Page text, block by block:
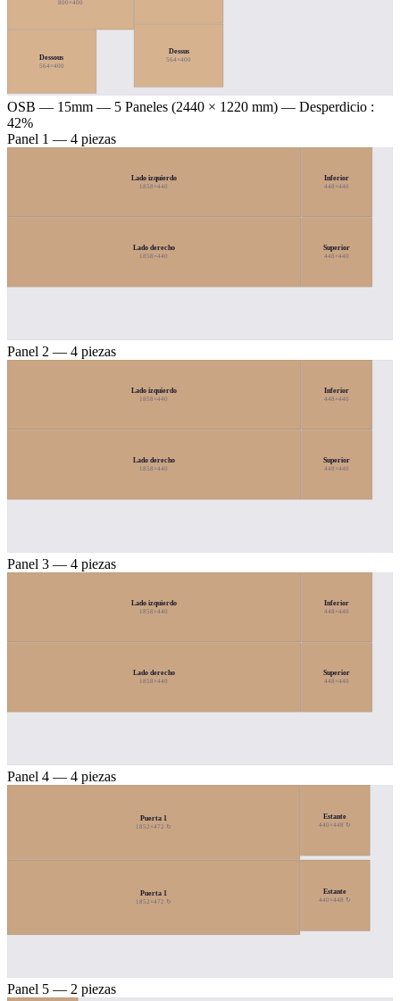
800×400
Dessus
564×400
Dessous
564×400
OSB — 15mm — 5 Paneles (2440 × 1220 mm) — Desperdicio :
42%
Panel 1 — 4 piezas
Lado izquierdo
1858×440
Lado derecho
1858×440
Inferior
448×440
Superior
448×440
Panel 2 — 4 piezas
Lado izquierdo
1858×440
Lado derecho
1858×440
Inferior
448×440
Superior
448×440
Panel 3 — 4 piezas
Lado izquierdo
1858×440
Lado derecho
1858×440
Inferior
448×440
Superior
448×440
Panel 4 — 4 piezas
Puerta 1
1852×472 ↻
Puerta 1
1852×472 ↻
Estante
440×448 ↻
Estante
440×448 ↻
Panel 5 — 2 piezas